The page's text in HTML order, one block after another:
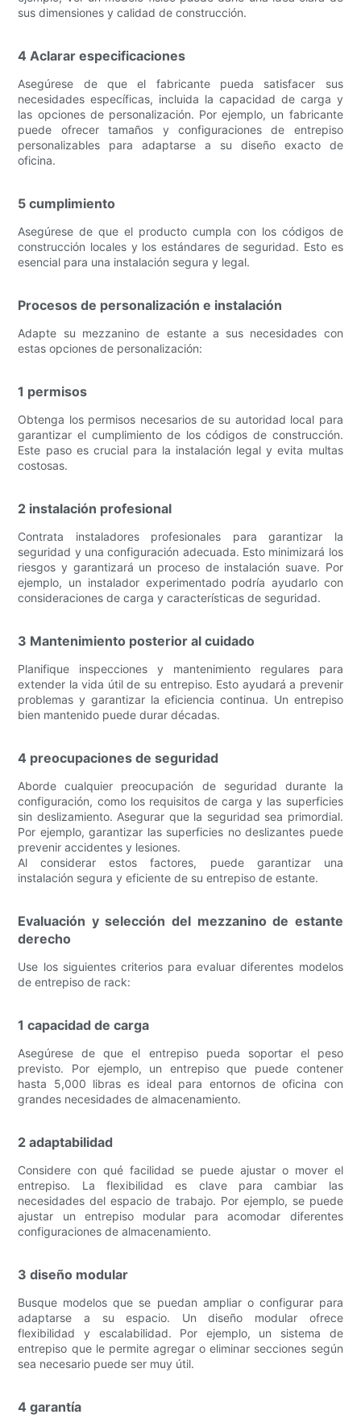
sus dimensiones y calidad de construcción.
4 Aclarar especificaciones
Asegúrese de que el fabricante pueda satisfacer sus
necesidades específicas, incluida la capacidad de carga y
las opciones de personalización. Por ejemplo, un fabricante
puede ofrecer tamaños y configuraciones de entrepiso
personalizables para adaptarse a su diseño exacto de
oficina.
5 cumplimiento
Asegúrese de que el producto cumpla con los códigos de
construcción locales y los estándares de seguridad. Esto es
esencial para una instalación segura y legal.
Procesos de personalización e instalación
Adapte su mezzanino de estante a sus necesidades con
estas opciones de personalización:
1 permisos
Obtenga los permisos necesarios de su autoridad local para
garantizar el cumplimiento de los códigos de construcción.
Este paso es crucial para la instalación legal y evita multas
costosas.
2 instalación profesional
Contrata instaladores profesionales para garantizar la
seguridad y una configuración adecuada. Esto minimizará los
riesgos y garantizará un proceso de instalación suave. Por
ejemplo, un instalador experimentado podría ayudarlo con
consideraciones de carga y características de seguridad.
3 Mantenimiento posterior al cuidado
Planifique inspecciones y mantenimiento regulares para
extender la vida útil de su entrepiso. Esto ayudará a prevenir
problemas y garantizar la eficiencia continua. Un entrepiso
bien mantenido puede durar décadas.
4 preocupaciones de seguridad
Aborde cualquier preocupación de seguridad durante la
configuración, como los requisitos de carga y las superficies
sin deslizamiento. Asegurar que la seguridad sea primordial.
Por ejemplo, garantizar las superficies no deslizantes puede
prevenir accidentes y lesiones.
Al considerar estos factores, puede garantizar una
instalación segura y eficiente de su entrepiso de estante.
Evaluación y selección del mezzanino de estante
derecho
Use los siguientes criterios para evaluar diferentes modelos
de entrepiso de rack:
1 capacidad de carga
Asegúrese de que el entrepiso pueda soportar el peso
previsto. Por ejemplo, un entrepiso que puede contener
hasta 5,000 libras es ideal para entornos de oficina con
grandes necesidades de almacenamiento.
2 adaptabilidad
Considere con qué facilidad se puede ajustar o mover el
entrepiso. La flexibilidad es clave para cambiar las
necesidades del espacio de trabajo. Por ejemplo, se puede
ajustar un entrepiso modular para acomodar diferentes
configuraciones de almacenamiento.
3 diseño modular
Busque modelos que se puedan ampliar o configurar para
adaptarse a su espacio. Un diseño modular ofrece
flexibilidad y escalabilidad. Por ejemplo, un sistema de
entrepiso que le permite agregar o eliminar secciones según
sea necesario puede ser muy útil.
4 garantía